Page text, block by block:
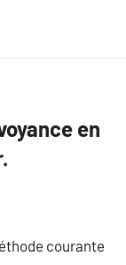
en
courante